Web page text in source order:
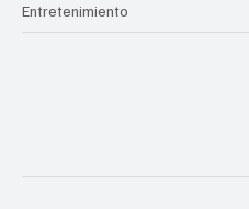
Entretenimiento